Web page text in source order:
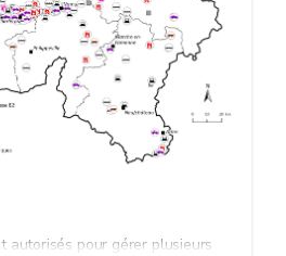
autorisés pour gérer plusieurs